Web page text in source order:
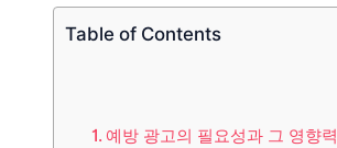
Table of Contents
예방 광고의 필요성과 그 영향력